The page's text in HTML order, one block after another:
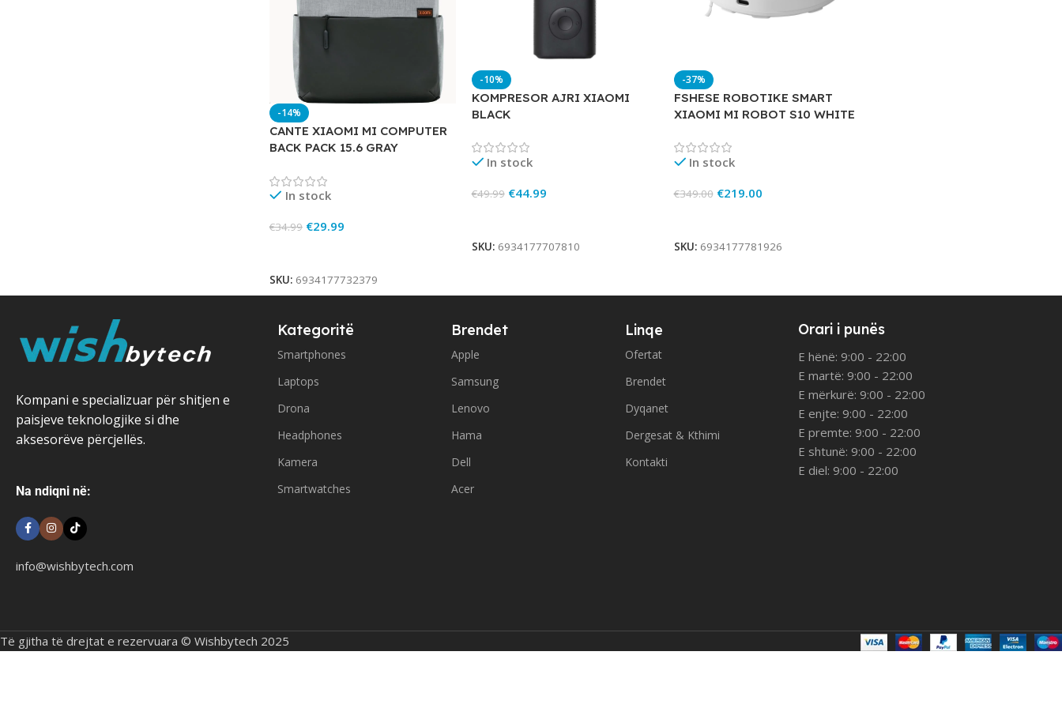
-14%
CANTE XIAOMI MI COMPUTER
BACK PACK 15.6 GRAY
In stock
€34.99 €29.99
SKU: 6934177732379
-10%
KOMPRESOR AJRI XIAOMI
BLACK
In stock
€49.99 €44.99
SKU: 6934177707810
-37%
FSHESE ROBOTIKE SMART
XIAOMI MI ROBOT S10 WHITE
In stock
€349.00 €219.00
SKU: 6934177781926
Kompani e specializuar për shitjen e
paisjeve teknologjike si dhe
aksesorëve përcjellës.
Na ndiqni në:
info@wishbytech.com
Kategoritë
Smartphones
Laptops
Drona
Headphones
Kamera
Smartwatches
Brendet
Apple
Samsung
Lenovo
Hama
Dell
Acer
Linqe
Ofertat
Brendet
Dyqanet
Dergesat & Kthimi
Kontakti
Orari i punës
E hënë: 9:00 - 22:00
E martë: 9:00 - 22:00
E mërkurë: 9:00 - 22:00
E enjte: 9:00 - 22:00
E premte: 9:00 - 22:00
E shtunë: 9:00 - 22:00
E diel: 9:00 - 22:00
Të gjitha të drejtat e rezervuara © Wishbytech 2025